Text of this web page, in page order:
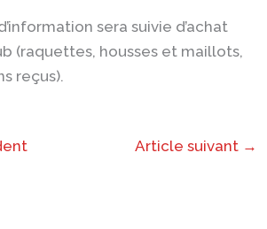
sera suivie d’achat
(raquettes, housses et maillots,
reçus).
Article suivant →